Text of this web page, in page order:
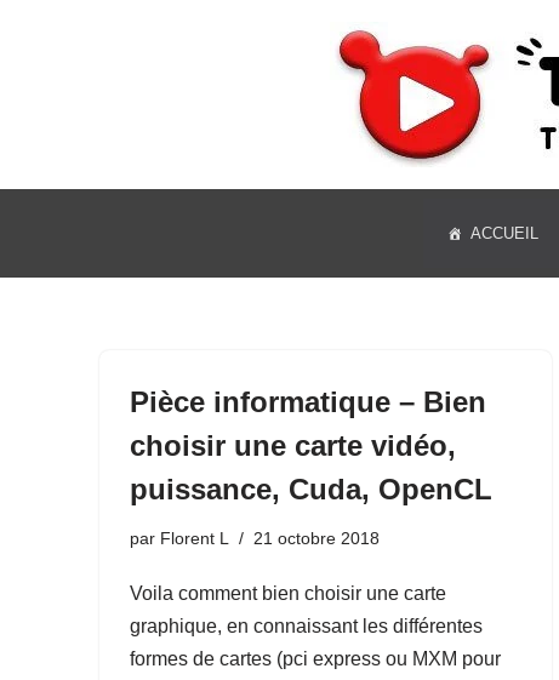
ACCUEIL
Pièce informatique – Bien
choisir une carte vidéo,
puissance, Cuda, OpenCL
par Florent L 21 octobre 2018
Voila comment bien choisir une carte
graphique, en connaissant les différentes
formes de cartes (pci express ou MXM pour